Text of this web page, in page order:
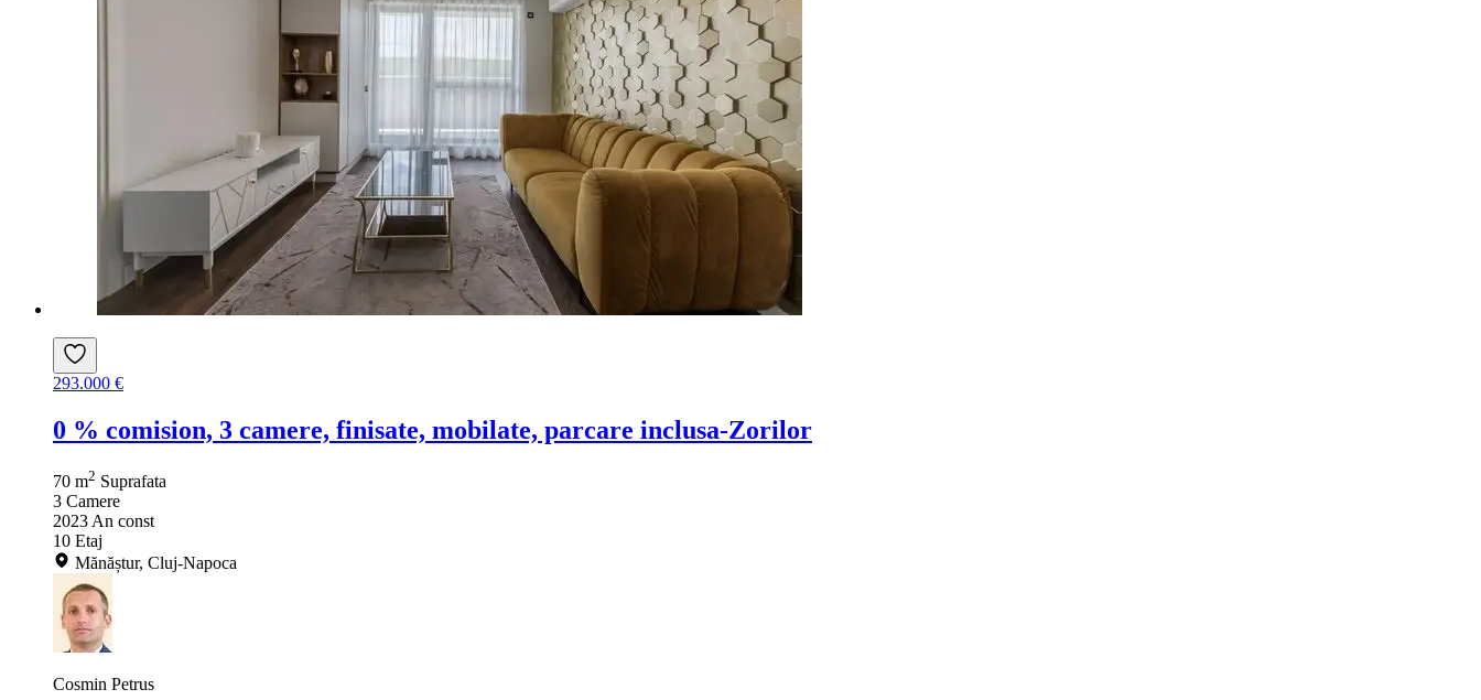
293.000 €
0 % comision, 3 camere, finisate, mobilate, parcare inclusa-Zorilor
70 m2 Suprafata
3 Camere
2023 An const
10 Etaj
Mănăștur, Cluj-Napoca
Cosmin Petrus